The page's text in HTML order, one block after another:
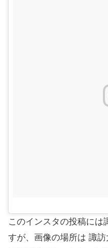
このインスタの投稿には
すが、画像の場所は 諏